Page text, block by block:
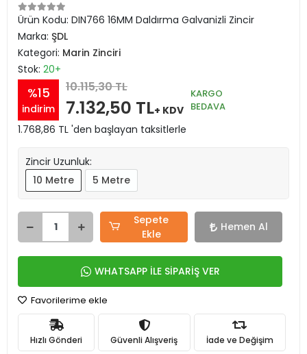
Ürün Kodu: DIN766 16MM Daldırma Galvanizli Zincir
Marka: ŞDL
Kategori: Marin Zinciri
Stok: 20+
%15
indirim
10.115,30 TL
7.132,50 TL+ KDV
KARGO
BEDAVA
1.768,86 TL 'den başlayan taksitlerle
Zincir Uzunluk:
10 Metre
5 Metre
Sepete
Ekle
Hemen Al
WHATSAPP İLE SİPARİŞ VER
Favorilerime ekle
Hızlı Gönderi Güvenli Alışveriş İade ve Değişim